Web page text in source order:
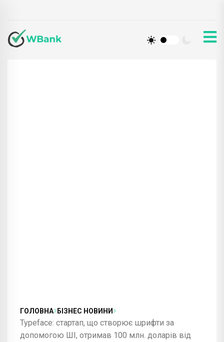
ГОЛОВНА БІЗНЕС НОВИНИ
Typeface: стартап, що створює шрифти за
допомогою ШІ, отримав 100 млн. доларів від